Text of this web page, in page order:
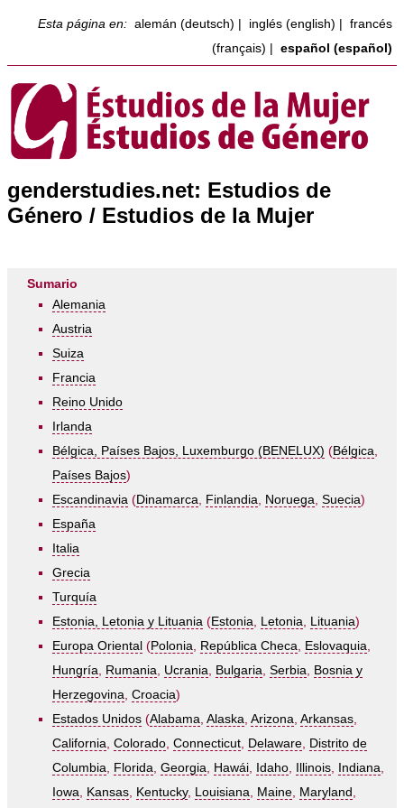
Esta página en: alemán (deutsch) inglés (english)
francés
(français)
español (español)
genderstudies.net: Estudios de
Género / Estudios de la Mujer
Sumario
Alemania
Austria
Suiza
Francia
Reino Unido
Irlanda
Bélgica, Países Bajos, Luxemburgo (BENELUX) (Bélgica,
Países Bajos)
Escandinavia (Dinamarca, Finlandia, Noruega, Suecia)
España
Italia
Grecia
Turquía
Estonia, Letonia y Lituania (Estonia, Letonia, Lituania)
Europa Oriental (Polonia, República Checa, Eslovaquia,
Hungría, Rumania, Ucrania, Bulgaria, Serbia, Bosnia y
Herzegovina, Croacia)
Estados Unidos (Alabama, Alaska, Arizona, Arkansas,
California, Colorado, Connecticut, Delaware, Distrito de
Columbia, Florida, Georgia, Hawái, Idaho, Illinois, Indiana,
Iowa, Kansas, Kentucky, Louisiana, Maine, Maryland ,